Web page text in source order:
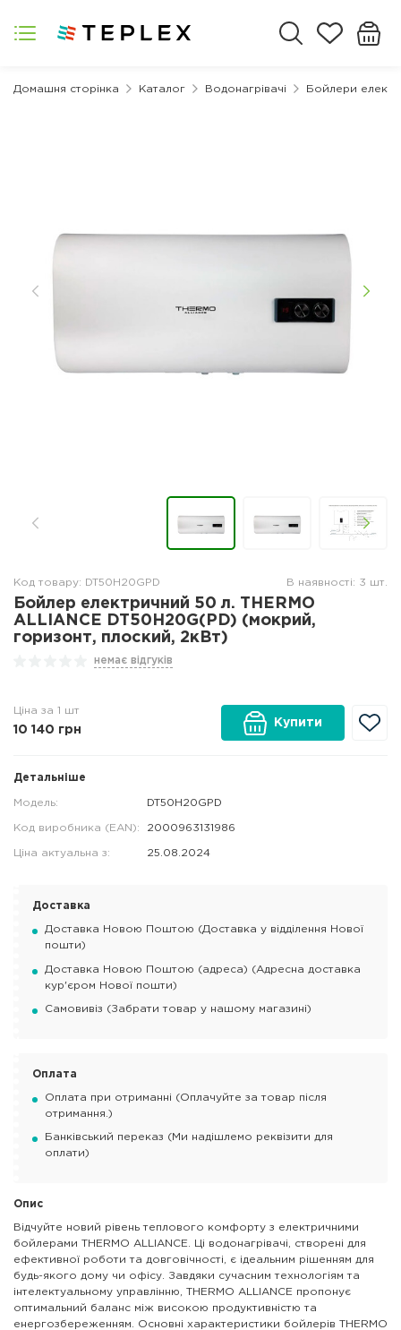
Домашня сторінка Каталог Водонагрівачі Бойлери
Код товару: DT50H20GPD В наявності: 3 шт.
Бойлер електричний 50 л. THERMO
ALLIANCE DT50H20G(PD) (мокрий,
горизонт, плоский, 2кВт)
немає відгуків
Ціна за 1 шт
10 140 грн
Купити
Детальніше
Модель: DT50H20GPD
Код виробника (EAN): 2000963131986
Ціна актуальна з: 25.08.2024
Доставка
Доставка Новою Поштою (Доставка у відділення Нової
пошти)
Доставка Новою Поштою (адреса) (Адресна доставка
кур'єром Нової пошти)
Самовивіз (Забрати товар у нашому магазині)
Оплата
Оплата при отриманні (Оплачуйте за товар після
отримання.)
Банківський переказ (Ми надішлемо реквізити для
оплати)
Опис
Відчуйте новий рівень теплового комфорту з електричними
бойлерами THERMO ALLIANCE. Ці водонагрівачі, створені для
ефективної роботи та довговічності, є ідеальним рішенням для
будь-якого дому чи офісу. Завдяки сучасним технологіям та
інтелектуальному управлінню, THERMO ALLIANCE пропонує
оптимальний баланс між високою продуктивністю та
енергозбереженням. Основні характеристики бойлерів THERMO